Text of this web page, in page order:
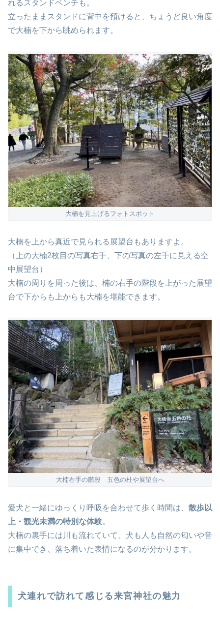
れるスタンドベンチも。
立ったままスタンドに背中を預けると、ちょうど良い角度
で大楠を下から眺められます。
大楠を見上げるフォトスポット
大楠を上から真近で見られる展望台もありますよ。
（上の大楠2枚目の写真右手、下の写真の左手に見える空
中展望台）
大楠の周りを周った後は、楠の右手の階段を上がった展望
台で下からも上からも大楠を堪能できます。
大楠右手の階段 五色の杜や展望台へ
愛犬と一緒にゆっくり呼吸を合わせて歩く時間は、 散歩以
上・観光未満の特別な体験。
大楠の裏手には川も流れていて、犬も人も自然の匂いや音
に集中でき、落ち着いた表情になるのが分かります。
犬連れで訪れて感じる来宮神社の魅力